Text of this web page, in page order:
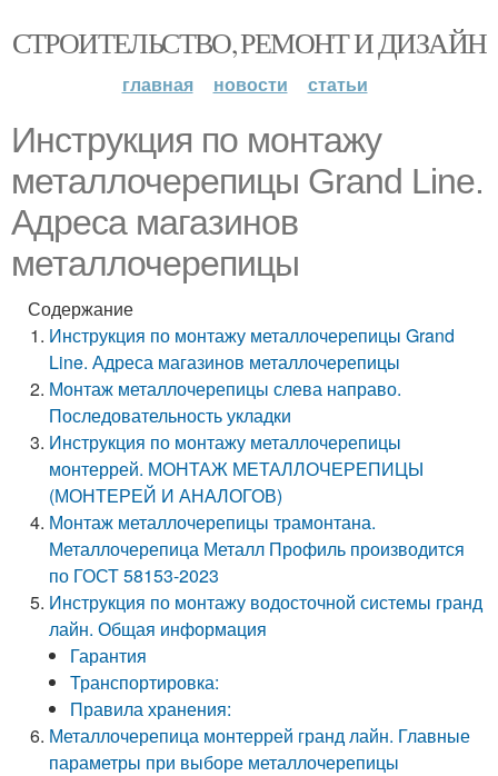
СТРОИТЕЛЬСТВО, РЕМОНТ И ДИЗАЙН
главная новости статьи
Инструкция по монтажу
металлочерепицы Grand Line.
Адреса магазинов
металлочерепицы
Содержание
Инструкция по монтажу металлочерепицы Grand
Line. Адреса магазинов металлочерепицы
Монтаж металлочерепицы слева направо.
Последовательность укладки
Инструкция по монтажу металлочерепицы
монтеррей. МОНТАЖ МЕТАЛЛОЧЕРЕПИЦЫ
(МОНТЕРЕЙ И АНАЛОГОВ)
Монтаж металлочерепицы трамонтана.
Металлочерепица Металл Профиль производится
по ГОСТ 58153-2023
Инструкция по монтажу водосточной системы гранд
лайн. Общая информация
Гарантия
Транспортировка:
Правила хранения:
Металлочерепица монтеррей гранд лайн. Главные
параметры при выборе металлочерепицы